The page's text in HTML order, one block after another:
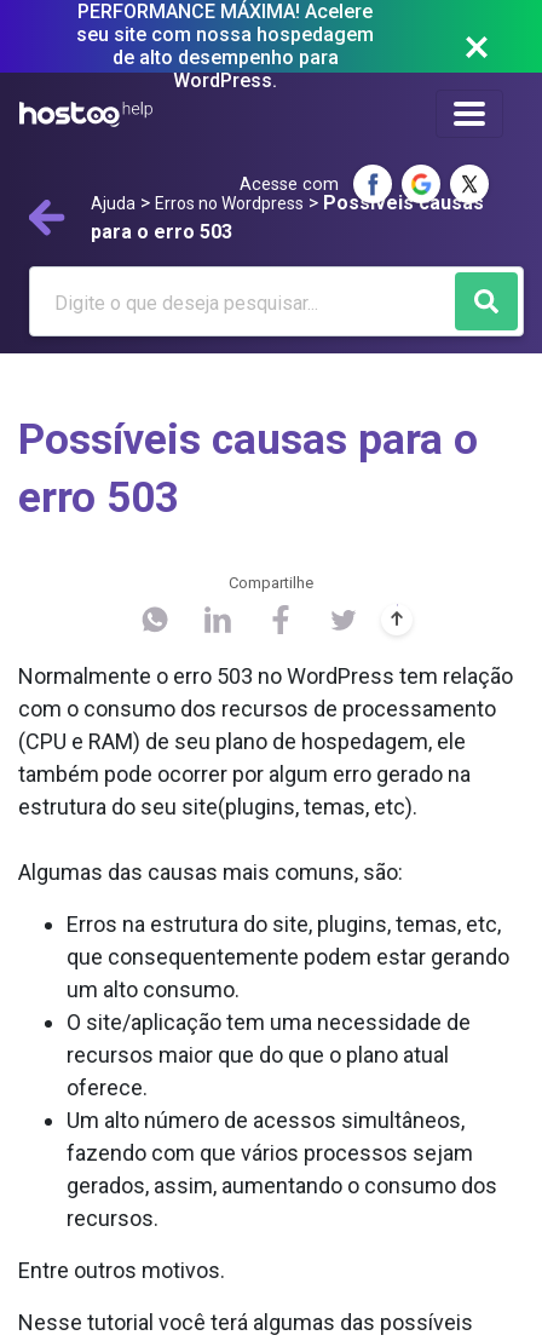
PERFORMANCE MÁXIMA! Acelere
seu site com nossa hospedagem
de alto desempenho para
WordPress.
Acesse com
Ajuda> Erros no Wordpress > Possíveis causas
para o erro 503
Possíveis causas para o
erro 503
Compartilhe
Normalmente o erro 503 no WordPress tem relação
com o consumo dos recursos de processamento
(CPU e RAM) de seu plano de hospedagem, ele
também pode ocorrer por algum erro gerado na
estrutura do seu site(plugins, temas, etc).
Algumas das causas mais comuns, são:
Erros na estrutura do site, plugins, temas, etc,
que consequentemente podem estar gerando
um alto consumo.
O site/aplicação tem uma necessidade de
recursos maior que do que o plano atual
oferece.
Um alto número de acessos simultâneos,
fazendo com que vários processos sejam
gerados, assim, aumentando o consumo dos
recursos.
Entre outros motivos.
Nesse tutorial você terá algumas das possíveis